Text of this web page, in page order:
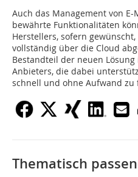
Auch das Management von
bewährte Funktionalitäten
Herstellers, sofern
vollständig über die Cloud
Bestandteil der neuen
Anbieters, die dabei
schnell und ohne Aufwand
Thematisch